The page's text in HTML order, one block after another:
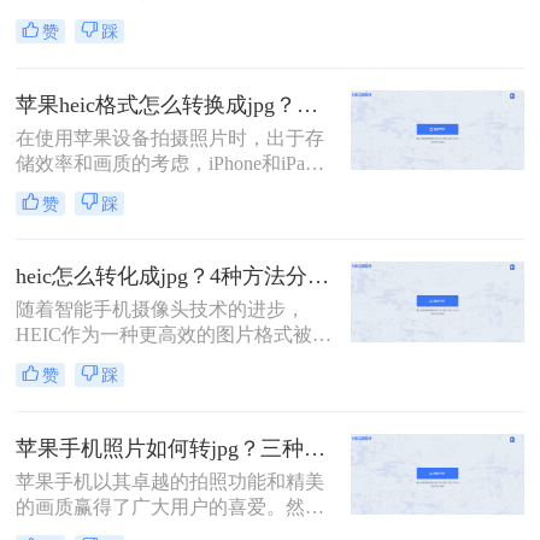
松实现HEIC到JPG的批量转换。
片格式，逐渐成为了用户日常拍照和
保存图片的主要方式。然而，由于
设备或软件无法直接打开或编辑该格
式的图片。因此，将HEIC格式转换为
更为通用的JPG格式成为了一个常见
的需求。那么苹果图片heic格式怎么
转化成jpg呢？本文将详细介绍几种将
苹果HEIC格式转换为JPG格式的方
赞 踩
苹果heic格式怎么转换成jpg？教你5招轻松搞定！
在使用苹果设备拍摄照片时，出于存
储效率和画质的考虑，iPhone和iPad
默认采用HEIC（High Efficiency Image
Format）格式保存照片。然而，这种
支持，特别是在Windows PC和其他非
苹果设备上，经常需要将HEIC格式的
照片转换为更通用的JPG格式。那么
苹果heic格式怎么转换成jpg呢？本文
将向您介绍几种将HEIC转换为JPG的
有效方法。
赞 踩
heic怎么转化成jpg？4种方法分享给你！
​随着智能手机摄像头技术的进步，
HEIC作为一种更高效的图片格式被广
泛采用。但JPG格式的兼容性更广，
因此在某些情况下需要将HEIC图片转
呢？本文提供了四种转换方法，每种
方法都配有简短的介绍，帮助您快速
掌握转换技巧。
赞 踩
苹果手机照片如何转jpg？三种方法轻松解决heic图片转换！
苹果手机以其卓越的拍照功能和精美
的画质赢得了广大用户的喜爱。然
而，由于苹果设备默认的照片格式是